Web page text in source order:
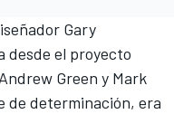
Gary
desde el proyecto
Green y Mark
de determinación, era